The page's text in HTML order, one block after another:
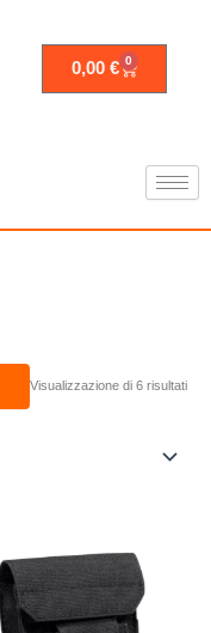
0,00€ 0
Carrello
Visualizzazione di 6 risultati